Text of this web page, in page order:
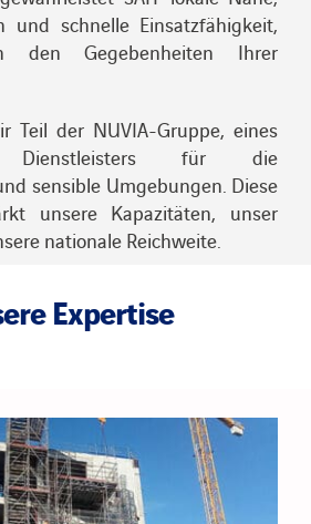
und schnelle Einsatzfähigkeit,
den Gegebenheiten Ihrer
Teil der NUVIA-Gruppe, eines
Dienstleisters für die
sensible Umgebungen. Diese
unsere Kapazitäten, unser
nationale Reichweite.
Expertise